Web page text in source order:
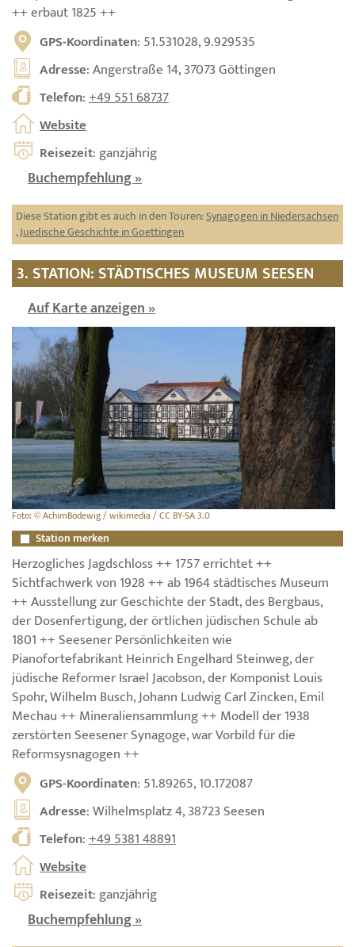
++ erbaut 1825 ++
GPS-Koordinaten: 51.531028, 9.929535
Adresse: Angerstraße 14, 37073 Göttingen
Telefon:+49 551 68737
Website
Reisezeit: ganzjährig
Buchempfehlung »
Diese Station gibt es auch in den Touren:Synagogen in Niedersachsen
,Juedische Geschichte in Goettingen
3. STATION: STÄDTISCHES MUSEUM SEESEN
Auf Karte anzeigen »
Foto: © AchimBodewig / wikimedia / CC BY-SA 3.0
Station merken
Herzogliches Jagdschloss ++ 1757 errichtet ++
Sichtfachwerk von 1928 ++ ab 1964 städtisches Museum
++ Ausstellung zur Geschichte der Stadt, des Bergbaus,
der Dosenfertigung, der örtlichen jüdischen Schule ab
1801 ++ Seesener Persönlichkeiten wie
Pianofortefabrikant Heinrich Engelhard Steinweg, der
jüdische Reformer Israel Jacobson, der Komponist Louis
Spohr, Wilhelm Busch, Johann Ludwig Carl Zincken, Emil
Mechau ++ Mineraliensammlung ++ Modell der 1938
zerstörten Seesener Synagoge, war Vorbild für die
Reformsysnagogen ++
GPS-Koordinaten: 51.89265, 10.172087
Adresse: Wilhelmsplatz 4, 38723 Seesen
Telefon:+49 5381 48891
Website
Reisezeit: ganzjährig
Buchempfehlung »